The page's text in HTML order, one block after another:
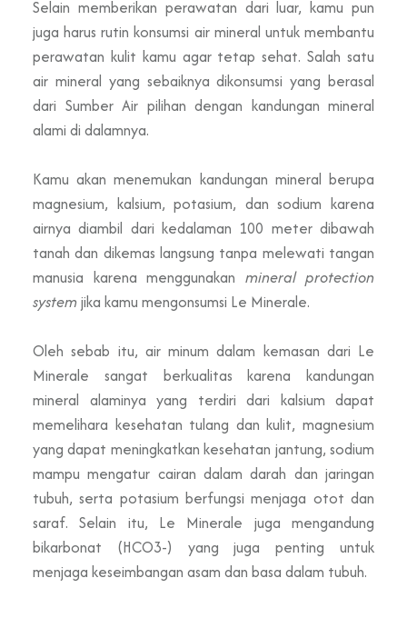
Selain memberikan perawatan dari luar, kamu pun
juga harus rutin konsumsi air mineral untuk membantu
perawatan kulit kamu agar tetap sehat. Salah satu
air mineral yang sebaiknya dikonsumsi yang berasal
dari Sumber Air pilihan dengan kandungan mineral
alami di dalamnya.
Kamu akan menemukan kandungan mineral berupa
magnesium, kalsium, potasium, dan sodium karena
airnya diambil dari kedalaman 100 meter dibawah
tanah dan dikemas langsung tanpa melewati tangan
manusia karena menggunakan mineral protection
systemjika kamu mengonsumsi Le Minerale.
Oleh sebab itu, air minum dalam kemasan dari Le
Minerale sangat berkualitas karena kandungan
mineral alaminya yang terdiri dari kalsium dapat
memelihara kesehatan tulang dan kulit, magnesium
yang dapat meningkatkan kesehatan jantung, sodium
mampu mengatur cairan dalam darah dan jaringan
tubuh, serta potasium berfungsi menjaga otot dan
saraf. Selain itu, Le Minerale juga mengandung
bikarbonat (HCO3-) yang juga penting untuk
menjaga keseimbangan asam dan basa dalam tubuh.